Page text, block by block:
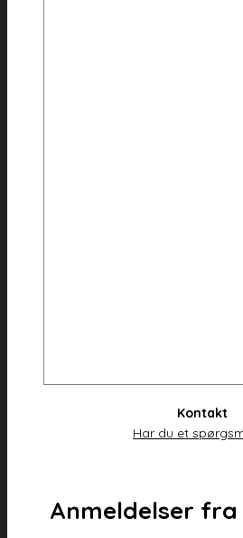
Kontakt
Har du et
Anmeldelser fra